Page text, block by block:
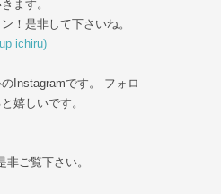
ます。
！是非して下さいね。
ichiru)
Instagramです。 フォロ
嬉しいです。
ご覧下さい。